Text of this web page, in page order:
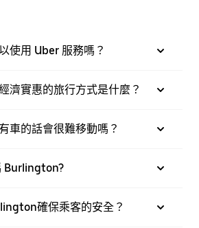
使用 Uber 服務嗎？
濟實惠的旅行方式是什麼？
車的話會很難移動嗎？
Burlington?
確保乘客的安全？